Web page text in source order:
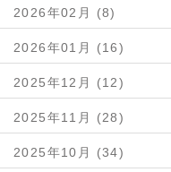
2026年02月 (8)
2026年01月 (16)
2025年12月 (12)
2025年11月 (28)
2025年10月 (34)